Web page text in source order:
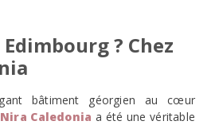
? Chez
bâtiment géorgien au cœur
Caledonia a été une véritable